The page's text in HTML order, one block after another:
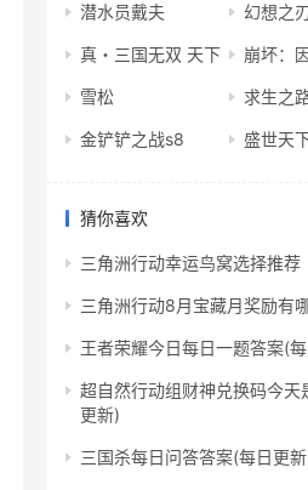
潜水员戴夫 幻想之
真・三国无双 天下 崩坏：
雪松 求生之
金铲铲之战s8 盛世天
猜你喜欢
三角洲行动幸运鸟窝选择推荐
三角洲行动8月宝藏月奖励有
王者荣耀今日每日一题答案(
超自然行动组财神兑换码今天
更新)
三国杀每日问答答案(每日更